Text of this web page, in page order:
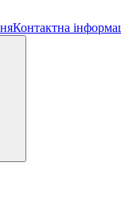
Контактна